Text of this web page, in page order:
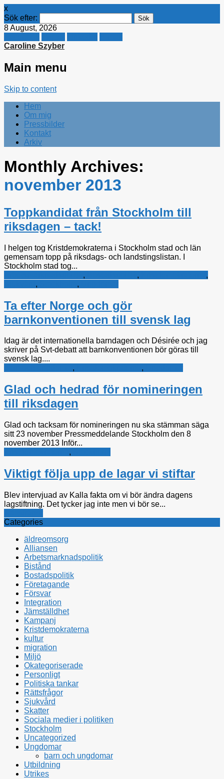
x
Sök efter:
8 August, 2026
Caroline Szyber
Main menu
Skip to content
Hem
Om mig
Pressbilder
Kontakt
Arkiv
Monthly Archives:
november 2013
Toppkandidat från Stockholm till
riksdagen – tack!
I helgen tog Kristdemokraterna i Stockholm stad och län
gemensam topp på riksdags- och landstingslistan. I
Stockholm stad tog...
, ,
,
, ,
Ta efter Norge och gör
barnkonventionen till svensk lag
Idag är det internationella barndagen och Désirée och jag
skriver på Svt-debatt att barnkonventionen bör göras till
svensk lag....
, ,
Glad och hedrad för nomineringen
till riksdagen
Glad och tacksam för nomineringen nu ska stämman säga
sitt 23 november Pressmeddelande Stockholm den 8
november 2013 Inför...
,
Viktigt följa upp de lagar vi stiftar
Blev intervjuad av Kalla fakta om vi bör ändra dagens
lagstiftning. Det tycker jag inte men vi bör se...
Categories
äldreomsorg
Alliansen
Arbetsmarknadspolitik
Bistånd
Bostadspolitik
Företagande
Försvar
Integration
Jämställdhet
Kampanj
Kristdemokraterna
kultur
migration
Miljö
Okategoriserade
Personligt
Politiska tankar
Rättsfrågor
Sjukvård
Skatter
Sociala medier i politiken
Stockholm
Uncategorized
Ungdomar
barn och ungdomar
Utbildning
Utrikes